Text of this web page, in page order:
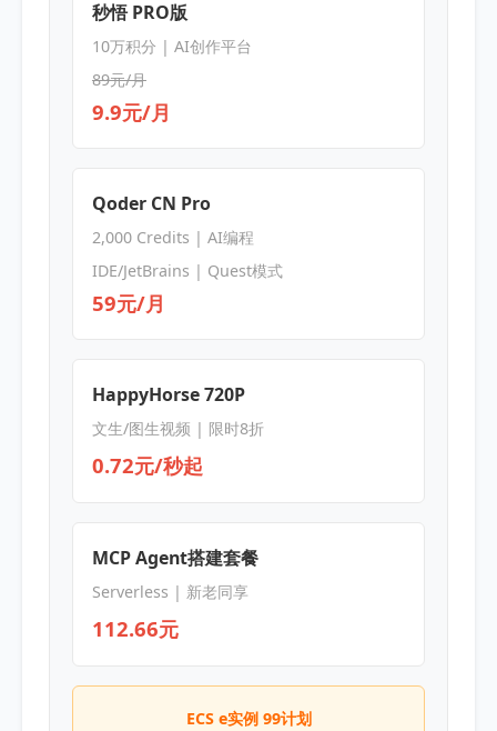
秒悟 PRO版
10万积分 | AI创作平台
89元/月
9.9元/月
Qoder CN Pro
2,000 Credits | AI编程
IDE/JetBrains | Quest模式
59元/月
HappyHorse 720P
文生/图生视频 | 限时8折
0.72元/秒起
MCP Agent搭建套餐
Serverless | 新老同享
112.66元
ECS e实例 99计划